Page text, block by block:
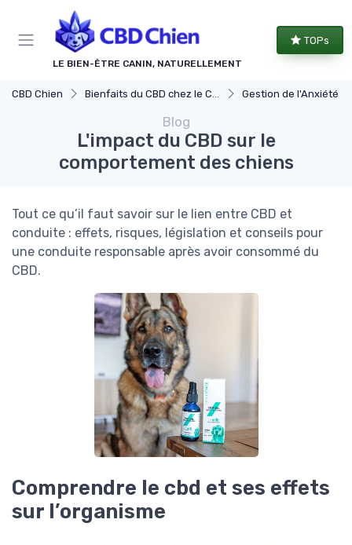
LE BIEN-ÊTRE CANIN, NATURELLEMENT
TOPs
CBD Chien Bienfaits du CBD chez le Chien Gestion de l'Anxiété chez le
Blog
L'impact du CBD sur le
comportement des chiens
Tout ce qu’il faut savoir sur le lien entre CBD et
conduite : effets, risques, législation et conseils pour
une conduite responsable après avoir consommé du
CBD.
Comprendre le cbd et ses effets
sur l’organisme
Panneau de gestion des cookies